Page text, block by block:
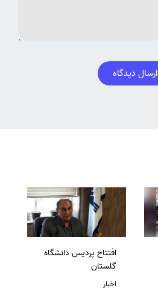
ارسال دیدگاه
افتتاح پردیس دانشگاه
گلستان
اخبار